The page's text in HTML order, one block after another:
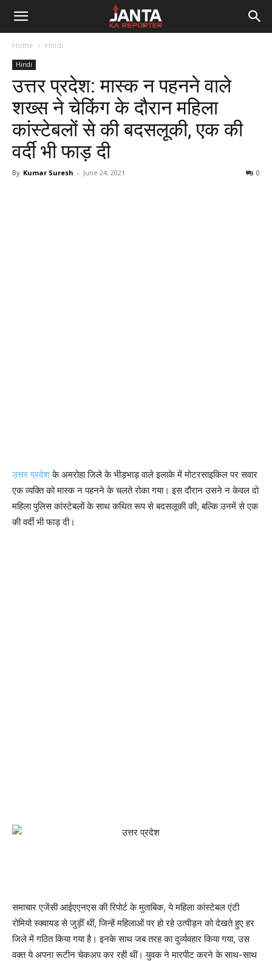
Janta
Reporter
Home Hindi
Hindi
उत्तर प्रदेश: मास्क न पहनने वाले
शख्स ने चेकिंग के दौरान महिला
कांस्टेबलों से की बदसलूकी, एक की
वर्दी भी फाड़ दी
By Kumar Suresh - June 24, 2021 0
उत्तर प्रदेशके अमरोहा जिले के भीड़भाड़ वाले इलाके में मोटरसाइकिल पर सवार
एक व्यक्ति को मास्क न पहनने के चलते रोका गया। इस दौरान उसने न केवल दो
महिला पुलिस कांस्टेबलों के साथ कथित रूप से बदसलूकी की, बल्कि उनमें से एक
की वर्दी भी फाड़ दी।
समाचार एजेंसी आईएएनएस की रिपोर्ट के मुताबिक, ये महिला कांस्टेबल एंटी
रोमियो स्क्वायड से जुड़ीं थीं, जिन्हें महिलाओं पर हो रहे उत्पीड़न को देखते हुए हर
जिले में गठित किया गया है। इनके साथ जब तरह का दुर्व्यवहार किया गया, उस
वक्त ये अपना रूटीन चेकअप कर रही थीं। युवक ने मारपीट करने के साथ-साथ